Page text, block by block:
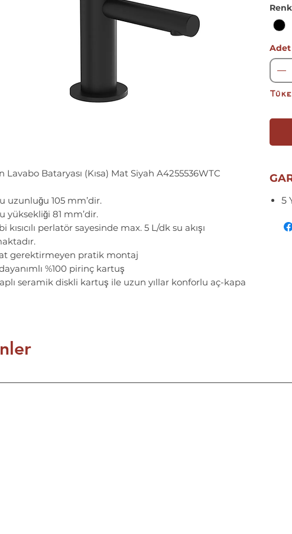
Lavabo Bataryası (Kısa) Mat Siyah A4255536WTC
uzunluğu 105 mm’dir.
yüksekliği 81 mm’dir.
kısıcılı perlatör sayesinde max. 5 L/dk su akışı
gerektirmeyen pratik montaj
%100 pirinç kartuş
seramik diskli kartuş ile uzun yıllar konforlu aç-kapa
Renk
Adet
5